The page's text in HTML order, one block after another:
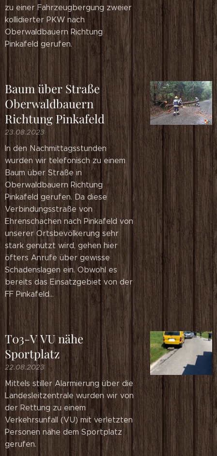
zu einer Fahrzeugbergung zweier
kollidierter PKW nach
Oberwaldbauern Richtung
Pinkafeld gerufen.
Baum über Straße
Oberwaldbauern
Richtung Pinkafeld
23.08.2023
In den Nachmittagsstunden
wurden wir telefonisch zu einem
Baum über Straße in
Oberwaldbauern Richtung
Pinkafeld gerufen. Da diese
Verbindungsstraße von
Ehrenschachen nach Pinkafeld von
unserer Ortsbevölkerung sehr
stark genutzt wird, gehen hier
öfters Anrufe über gewisse
Schadenslagen ein. Obwohl es
bereits das Einsatzgebiet von der
FF Pinkafeld...
T03-V VU nähe
Sportplatz
22.08.2023
Mittels stiller Alarmierung über die
Landesleitzentrale wurden wir von
der Rettung zu einem
Verkehrsunfall (VU) mit verletzten
Personen nähe dem Sportplatz
gerufen.